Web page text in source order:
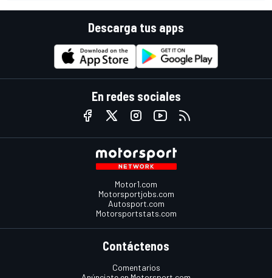
Descarga tus apps
En redes sociales
Motor1.com
Motorsportjobs.com
Autosport.com
Motorsportstats.com
Contáctenos
Comentarios